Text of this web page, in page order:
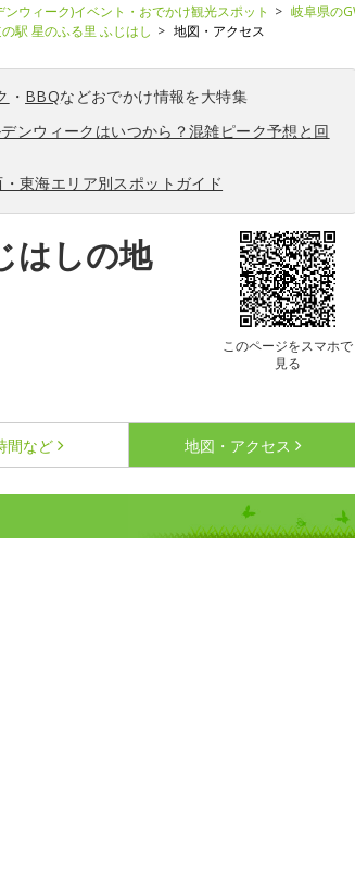
ウィーク)イベント・おでかけ観光スポット
岐阜県の
駅 星のふる里 ふじはし 地図・アクセス
・ BBQなどおでかけ情報を大特集
ンウィークはいつから？混雑ピーク予想と回
東海エリア別スポットガイド
はしの地
このページをスマホで
見る
間など 地図・アクセス